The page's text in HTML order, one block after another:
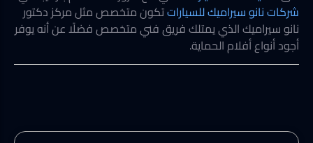
شركات نانو سيراميك للسياراتتكون متخصص مثل مركز دكتور
نانو سيراميك الذي يمتلك فريق فني متخصص فضلًا عن أنه يوفر
أجود أنواع أفلام الحماية.